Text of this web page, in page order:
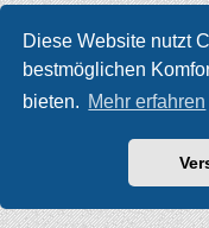
Diese Website nutzt
bestmöglichen
bieten. Mehr erfahren